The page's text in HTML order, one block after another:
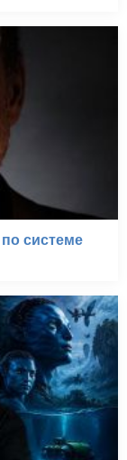
системе